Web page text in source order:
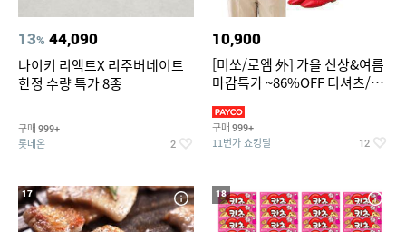
13% 44,090
나이키 리액트X 리주버네이트
한정 수량 특가 8종
구매 999+
롯데온 2
10,900
[미쏘/로엠 外] 가을 신상&여름
마감특가 ~86%OFF 티셔츠/슬
구매 999+
11번가 쇼킹딜 12
17 18